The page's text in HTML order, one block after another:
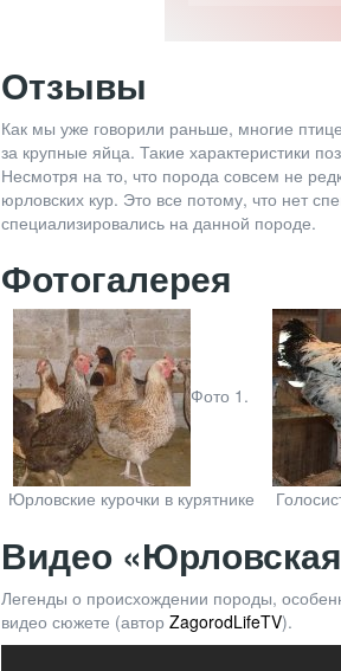
Отзывы
Как мы уже говорили раньше, многие
за крупные яйца. Такие характеристики
Несмотря на то, что порода совсем не
юрловских кур. Это все потому, что нет
специализировались на данной породе.
Фотогалерея
Фото 1.
Юрловские курочки в курятнике
Видео
Легенды о происхождении породы,
видео сюжете (автор ZagorodLifeTV).